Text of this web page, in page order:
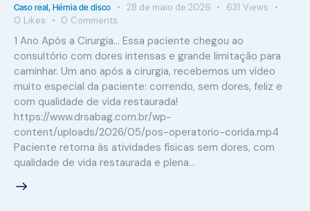
Caso real,Hérnia de disco 28 de maio de 2026 631 Views
0 Likes 0 Comments
1 Ano Após a Cirurgia... Essa paciente chegou ao
consultório com dores intensas e grande limitação para
caminhar. Um ano após a cirurgia, recebemos um vídeo
muito especial da paciente: correndo, sem dores, feliz e
com qualidade de vida restaurada!
https://www.drsabag.com.br/wp-
content/uploads/2026/05/pos-operatorio-corida.mp4
Paciente retorna às atividades físicas sem dores, com
qualidade de vida restaurada e plena…